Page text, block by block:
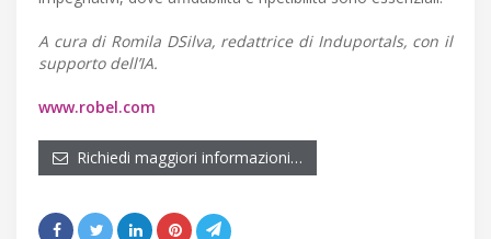
A cura di Romila DSilva, redattrice di Induportals, con il
supporto dell’IA.
www.robel.com
Richiedi maggiori informazioni…